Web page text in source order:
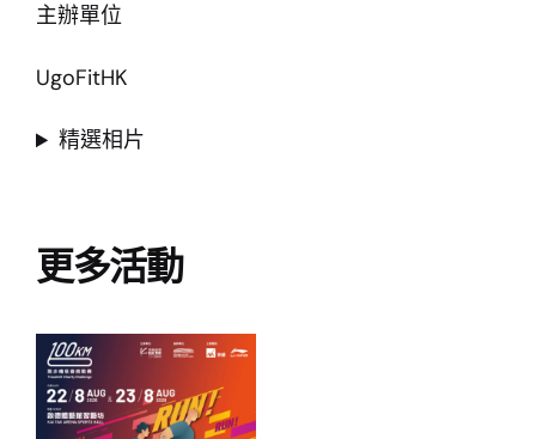
主辦單位
UgoFitHK
精選相片
更多活動